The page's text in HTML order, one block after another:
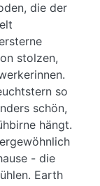
die der
stolzen,
so
schön,
hängt.
- die
Earth